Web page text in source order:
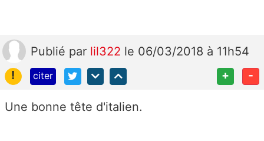
Publié par lil322 le 06/03/2018 à 11h54
!
citer + -
Une bonne tête d'italien.